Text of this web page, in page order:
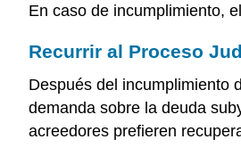
En caso de incumplimiento,
Recurrir al Proceso
Después del incumplimiento
demanda sobre la deuda
acreedores prefieren